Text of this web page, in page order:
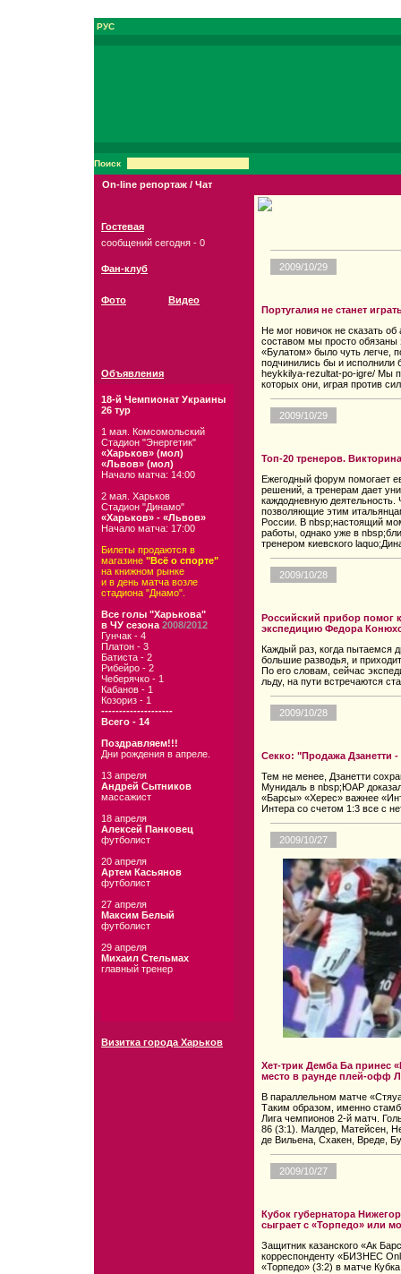
РУС
Поиск
On-line репортаж / Чат
Гостевая
сообщений сегодня - 0
Фан-клуб
Фото Видео
Объявления
18-й Чемпионат Украины
26 тур
1 мая. Комсомольский
Стадион "Энергетик"
«Харьков» (мол)
«Львов» (мол)
Начало матча: 14:00
2 мая. Харьков
Стадион "Динамо"
«Харьков» - «Львов»
Начало матча: 17:00
Билеты продаются в
магазине "Всё о спорте"
на книжном рынке
и в день матча возле
стадиона "Днамо".
Все голы "Харькова"
в ЧУ сезона 2008/2012
Гунчак - 4
Платон - 3
Батиста - 2
Рибейро - 2
Чеберячко - 1
Кабанов - 1
Козориз - 1
--------------------
Всего - 14
Поздравляем!!!
Дни рождения в апреле.
13 апреля
Андрей Сытников
массажист
18 апреля
Алексей Панковец
футболист
20 апреля
Артем Касьянов
футболист
27 апреля
Максим Белый
футболист
29 апреля
Михаил Стельмах
главный тренер
Визитка города Харьков
2009/10/29
Португалия не станет
Не мог новичок не сказать
составом мы просто обязаны
«Булатом» было чуть легче,
подчинились бы и исполнили
heykkilya-rezultat-po-igre/ Мы
которых они, играя против
2009/10/29
Топ-20 тренеров.
Ежегодный форум помогает
решений, а тренерам дает
каждодневную деятельность.
позволяющие этим
России. В nbsp;настоящий
работы, однако уже в
тренером киевского
2009/10/28
Российский прибор помог
экспедицию Федора
Каждый раз, когда пытаемся
большие разводья, и
По его словам, сейчас
льду, на пути встречаются
2009/10/28
Секко: "Продажа Дзанетти
Тем не менее, Дзанетти
Мунидаль в nbsp;ЮАР
«Барсы» «Херес» важнее
Интера со счетом 1:3 все с
2009/10/27
Хет-трик Демба Ба принес
место в раунде плей-офф
В параллельном матче
Таким образом, именно
Лига чемпионов 2-й матч.
86 (3:1). Малдер, Матейсен,
де Вильена, Схакен, Вреде,
2009/10/27
Кубок губернатора
сыграет с «Торпедо» или
Защитник казанского «Ак
корреспонденту «БИЗНЕС
«Торпедо» (3:2) в матче